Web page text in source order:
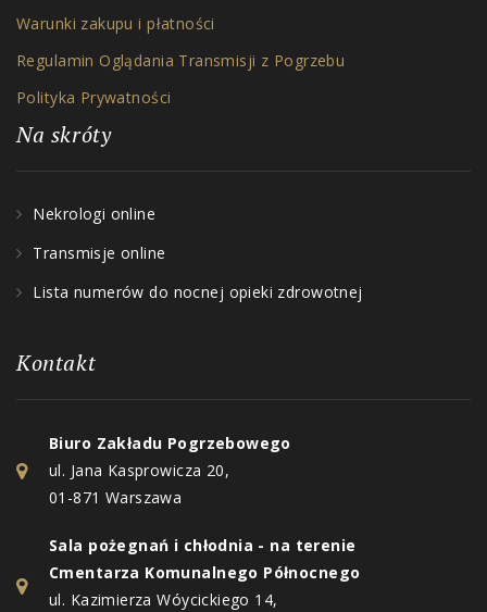
Warunki zakupu i płatności
Regulamin Oglądania Transmisji z Pogrzebu
Polityka Prywatności
Na skróty
Nekrologi online
Transmisje online
Lista numerów do nocnej opieki zdrowotnej
Kontakt
Biuro Zakładu Pogrzebowego
ul. Jana Kasprowicza 20,
01-871 Warszawa
Sala pożegnań i chłodnia - na terenie
Cmentarza Komunalnego Północnego
ul. Kazimierza Wóycickiego 14,